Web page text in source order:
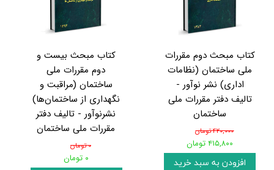
کتاب مبحث دوم مقررات
ملی ساختمان (نظامات
اداری) نشر نوآور -
تالیف دفتر مقررات ملی
ساختمان
۴۲۰,۰۰۰ تومان
۴۱۵,۸۰۰ تومان
افزودن به سبد خرید
کتاب مبحث بیست و
دوم مقررات ملی
ساختمان (مراقبت و
نگهداری از ساختمان‌ها)
نشرنوآور - تالیف دفتر
مقررات ملی ساختمان
۰ تومان
۰ تومان